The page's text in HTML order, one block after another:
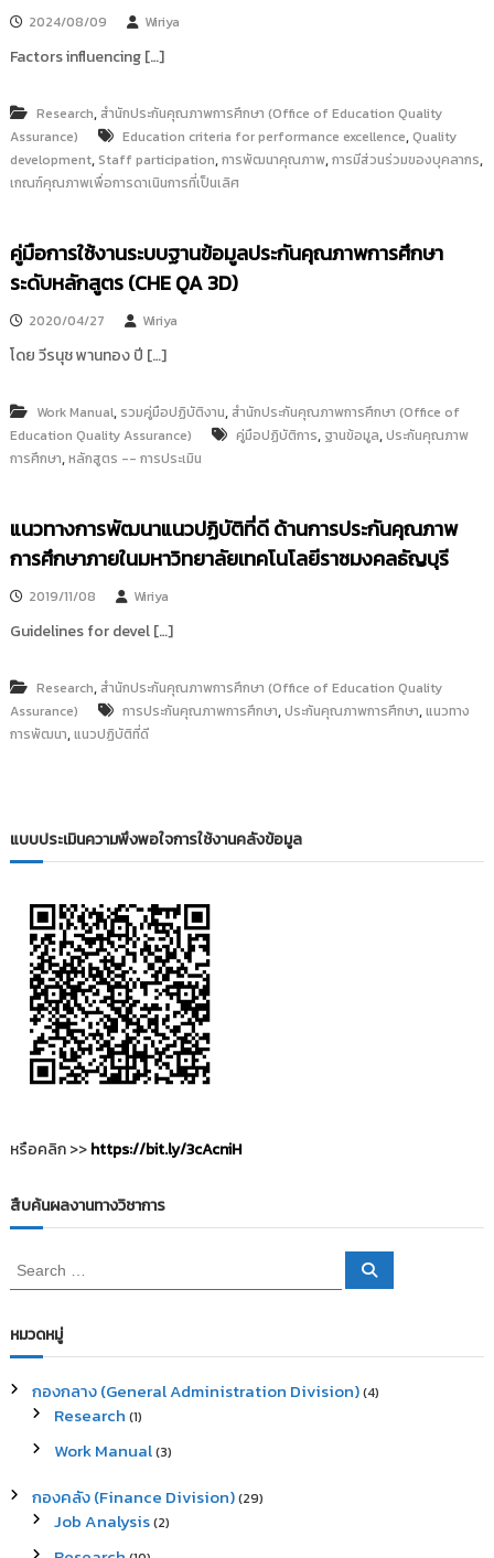
2024/08/09 Wiriya
Factors influencing […]
Research, สำนักประกันคุณภาพการศึกษา (Office of Education Quality
Assurance)
Education criteria for performance excellence,Quality
development, Staff participation,การพัฒนาคุณภาพ,การมีส่วนร่วมของบุคลากร,
เกณฑ์คุณภาพเพื่อการดาเนินการที่เป็นเลิศ
คู่มือการใช้งานระบบฐานข้อมูลประกันคุณภาพการศึกษา
ระดับหลักสูตร (CHE QA 3D)
2020/04/27 Wiriya
โดย วีรนุช พานทอง ปี […]
Work Manual, รวมคู่มือปฏิบัติงาน, สำนักประกันคุณภาพการศึกษา (Office of
Education Quality Assurance)
คู่มือปฏิบัติการ, ฐานข้อมูล,ประกันคุณภาพ
การศึกษา,หลักสูตร -- การประเมิน
แนวทางการพัฒนาแนวปฏิบัติที่ดี ด้านการประกันคุณภาพ
การศึกษาภายในมหาวิทยาลัยเทคโนโลยีราชมงคลธัญบุรี
2019/11/08 Wiriya
Guidelines for devel […]
Research, สำนักประกันคุณภาพการศึกษา (Office of Education Quality
Assurance)
การประกันคุณภาพการศึกษา,ประกันคุณภาพการศึกษา,แนวทาง
การพัฒนา,แนวปฏิบัติที่ดี
แบบประเมินความพึงพอใจการใช้งานคลังข้อมูล
หรือคลิก >>https://bit.ly/3cAcniH
สืบค้นผลงานทางวิชาการ
e
r
c
f
S
หมวดหมู่
กองกลาง (General Administration Division)(4)
Research (1)
Work Manual(3)
กองคลัง (Finance Division)(29)
Job Analysis(2)